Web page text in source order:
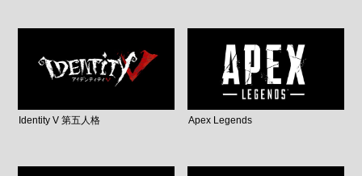
Identity V 第五人格 Apex Legends